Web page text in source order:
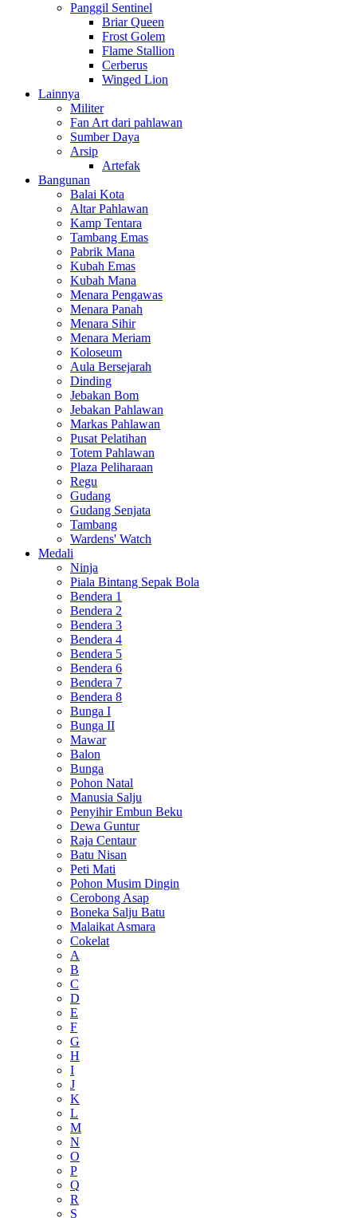
Panggil Sentinel
Briar Queen
Frost Golem
Flame Stallion
Cerberus
Winged Lion
Lainnya
Militer
Fan Art dari pahlawan
Sumber Daya
Arsip
Artefak
Bangunan
Balai Kota
Altar Pahlawan
Kamp Tentara
Tambang Emas
Pabrik Mana
Kubah Emas
Kubah Mana
Menara Pengawas
Menara Panah
Menara Sihir
Menara Meriam
Koloseum
Aula Bersejarah
Dinding
Jebakan Bom
Jebakan Pahlawan
Markas Pahlawan
Pusat Pelatihan
Totem Pahlawan
Plaza Peliharaan
Regu
Gudang
Gudang Senjata
Tambang
Wardens' Watch
Medali
Ninja
Piala Bintang Sepak Bola
Bendera 1
Bendera 2
Bendera 3
Bendera 4
Bendera 5
Bendera 6
Bendera 7
Bendera 8
Bunga I
Bunga II
Mawar
Balon
Bunga
Pohon Natal
Manusia Salju
Penyihir Embun Beku
Dewa Guntur
Raja Centaur
Batu Nisan
Peti Mati
Pohon Musim Dingin
Cerobong Asap
Boneka Salju Batu
Malaikat Asmara
Cokelat
A
B
C
D
E
F
G
H
I
J
K
L
M
N
O
P
Q
R
S